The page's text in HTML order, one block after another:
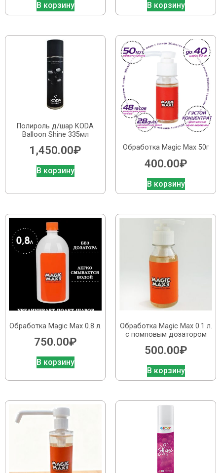
В корзину В корзину
Полироль д/шар KODA
Balloon Shine 335мл
1,450.00₽
В корзину
Обработка Magic Max 50г
400.00₽
В корзину
Обработка Magic Max 0.8 л.
750.00₽
В корзину
Обработка Magic Max 0.1 л.
с помповым дозатором
500.00₽
В корзину